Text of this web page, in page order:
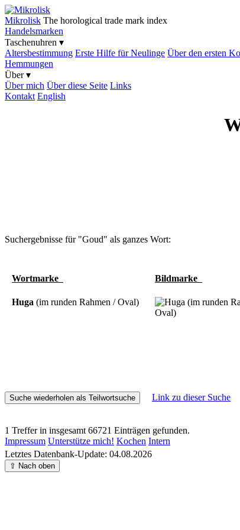
Mikrolisk The horological trade mark index
Handelsmarken
Taschenuhren ▾
Altersbestimmung Erste Hilfe für Neulinge Über den ersten
Hemmungen
Über ▾
Über mich Über diese Seite Links
Kontakt English
Suchergebnisse für "Goud" als ganzes Wort:
Wortmarke Bildmarke
Huga (im runden Rahmen / Oval)
Link zu dieser Suche
1 Treffer in insgesamt 66721 Einträgen gefunden.
Impressum Unterstütze mich! Kochen Intern
Letztes Datenbank-Update: 04.08.2026
⇧ Nach oben